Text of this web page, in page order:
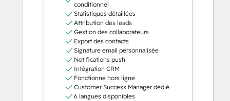
conditionnel
Statistiques détaillées
Attribution des leads
Gestion des collaborateurs
Export des contacts
Signature email personnalisée
Notifications push
Intégration CRM
Fonctionne hors ligne
Customer Success Manager dédié
6 langues disponibles